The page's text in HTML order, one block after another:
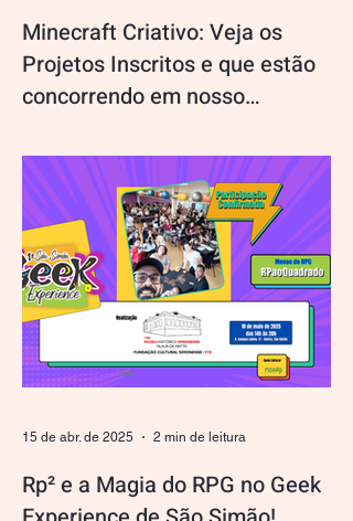
Minecraft Criativo: Veja os
Projetos Inscritos e que estão
concorrendo em nosso
estamos vibrando com a criatividade dos
participantes do concurso de Minecraft. A
proposta desafiou...
Rp² e a Magia do RPG no Geek
15 de abr. de 2025 2 min de leitura